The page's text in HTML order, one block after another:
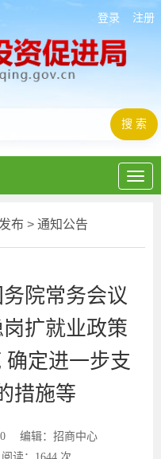
登录 注册
布 > 通知公告
院常务会议
扩就业政策
定进一步支
措施等
编辑：招商中心